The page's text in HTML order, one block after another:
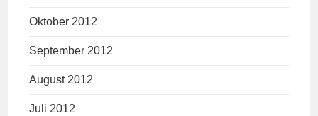
Oktober 2012
September 2012
August 2012
Juli 2012